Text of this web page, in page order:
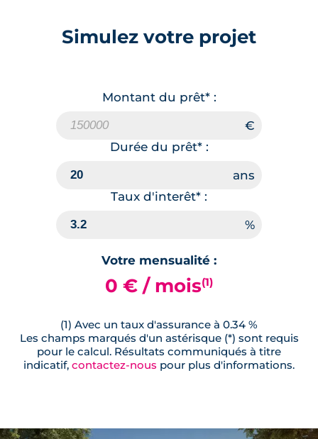
Simulez votre projet
Montant du prêt* :
Durée du prêt* :
Taux d'interêt* :
Votre mensualité :
0 € / mois(1)
(1) Avec un taux d'assurance à 0.34 %
Les champs marqués d'un astérisque (*) sont requis
pour le calcul. Résultats communiqués à titre
indicatif, contactez-nous pour plus d'informations.